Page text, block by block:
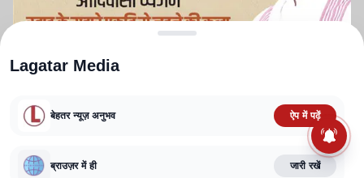
TERMS AND CONDITIONS
CORRECTIONS POLICY
FACT CHECKING POLICY
Lagatar Media
बेहतर न्यूज़ अनुभव ऐप में पढ़ें
ब्राउज़र में ही जारी रखें